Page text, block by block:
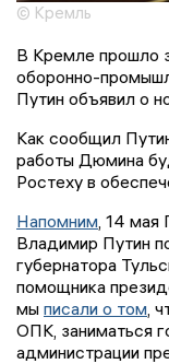
© Кремль
В Кремле прошло
оборонно-
Путин объявил о
Как сообщил
работы Дюмина
Ростеху в
Напомним , 14
Владимир Путин
губернатора
помощника
мы писали о том ,
ОПК, заниматься
администрации